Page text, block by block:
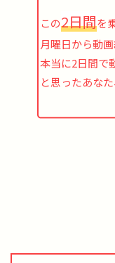
この2日間を
月曜日から動
本当に2日間で
と思ったあな